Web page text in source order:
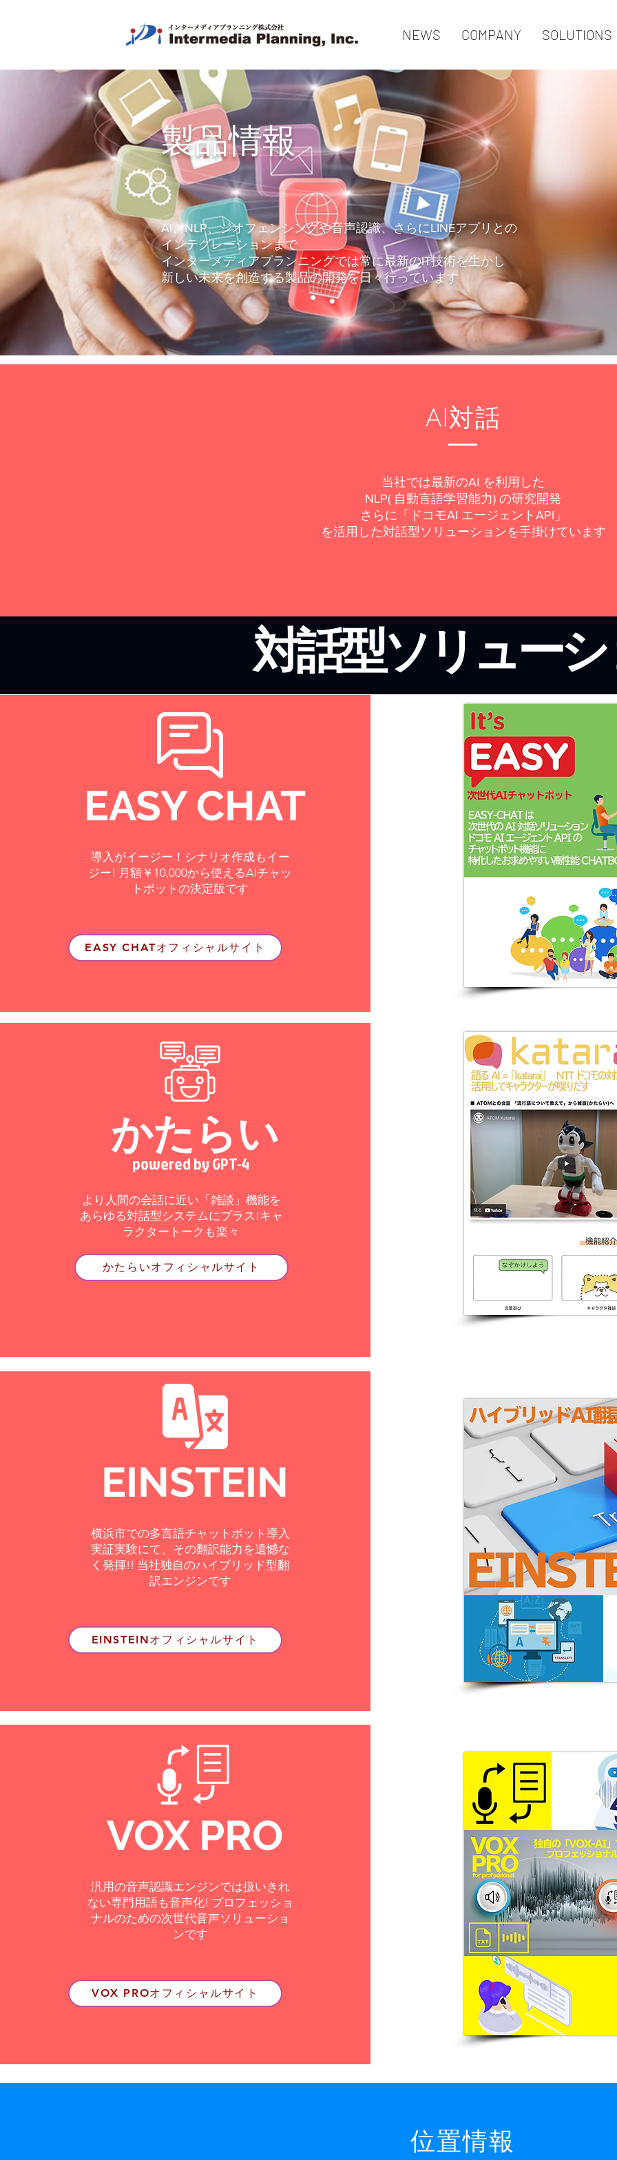
NEWS COMPANY SOLUTIONS
​製品情報
AI、NLP、ジオフェンシングや音声認識、さらにLINEアプリとの
インテグレーションまで
インターメディアプランニングでは常に最新のIT技術を生かし
新しい未来を創造する製品の開発を日々行っています
AI対話
当社では最新のAI を利用した
NLP( 自動言語学習能力) の研究開発
さらに「ドコモAI エージェントAPI」
を活用した対話型ソリューションを手掛けています
対話型ソリュー
EASY CHAT
導入がイージー！シナリオ作成もイー
ジー! 月額￥10,000から使えるAIチャッ
トボットの決定版です
EASY CHATオフィシャルサイト
​かたらい
powered by GPT-4
より人間の会話に近い「雑談」機能を
あらゆる対話型システムにプラス!キャ
ラクタートークも楽々
かたらいオフィシャルサイト
EINSTEIN
横浜市での多言語チャットボット導入
実証実験にて、その翻訳能力を遺憾な
く発揮!! 当社独自のハイブリッド型翻
訳エンジンです
EINSTEINオフィシャルサイト
VOX PRO
汎用の音声認識エンジンでは扱いきれ
ない専門用語も音声化! プロフェッショ
ナルのための次世代音声ソリューショ
ンです
VOX PROオフィシャルサイト
​位置情報